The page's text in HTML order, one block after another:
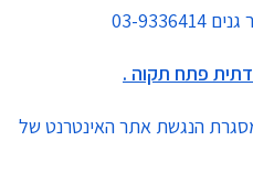
פתח תקוה .
הנגשת אתר האינטרנט של